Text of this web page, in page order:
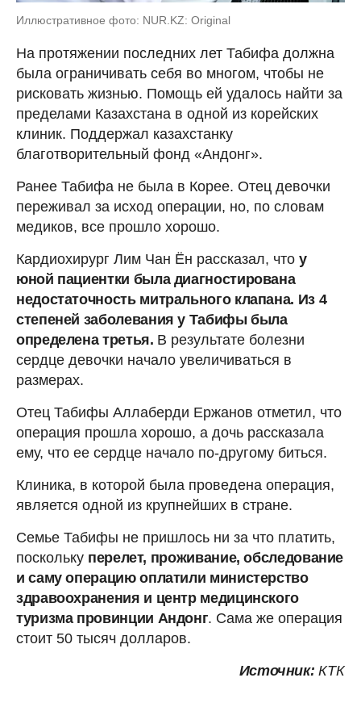
Иллюстративное фото: NUR.KZ: Original
На протяжении последних лет Табифа должна
была ограничивать себя во многом, чтобы не
рисковать жизнью. Помощь ей удалось найти за
пределами Казахстана в одной из корейских
клиник. Поддержал казахстанку
благотворительный фонд «Андонг».
Ранее Табифа не была в Корее. Отец девочки
переживал за исход операции, но, по словам
медиков, все прошло хорошо.
Кардиохирург Лим Чан Ён рассказал, что у
юной пациентки была диагностирована
недостаточность митрального клапана. Из 4
степеней заболевания у Табифы была
определена третья. В результате болезни
сердце девочки начало увеличиваться в
размерах.
Отец Табифы Аллаберди Ержанов отметил, что
операция прошла хорошо, а дочь рассказала
ему, что ее сердце начало по-другому биться.
Клиника, в которой была проведена операция,
является одной из крупнейших в стране.
Семье Табифы не пришлось ни за что платить,
поскольку перелет, проживание, обследование
и саму операцию оплатили министерство
здравоохранения и центр медицинского
туризма провинции Андонг. Сама же операция
стоит 50 тысяч долларов.
Источник: КТК